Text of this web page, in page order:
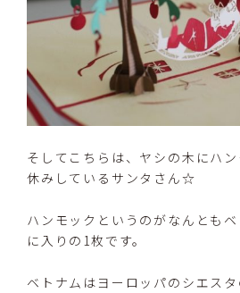
そしてこちらは、ヤシの木にハ
休みしているサンタさん☆
ハンモックというのがなんとも
に入りの1枚です。
ベトナムはヨーロッパのシエス